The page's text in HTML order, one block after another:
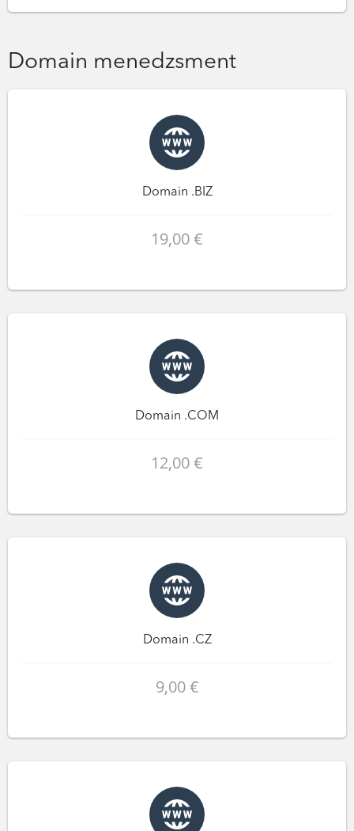
Domain menedzsment
Domain .BIZ
19,00 €
Domain .COM
12,00 €
Domain .CZ
9,00 €